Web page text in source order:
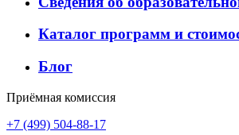
Каталог программ и
Блог
Приёмная комиссия
+7 (499) 504-88-17